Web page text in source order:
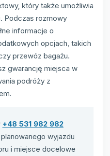
który także umożliwia
Podczas rozmowy
informacje o
opcjach, takich
przewóz bagażu.
gwarancję miejsca w
podróży z
+48 531 982 982
wyjazdu
i miejsce docelowe